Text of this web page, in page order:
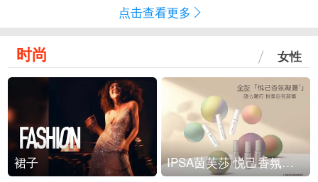
点击查看更多
时尚 女性
裙子 IPSA茵芙莎 悦己香氛凝露上市